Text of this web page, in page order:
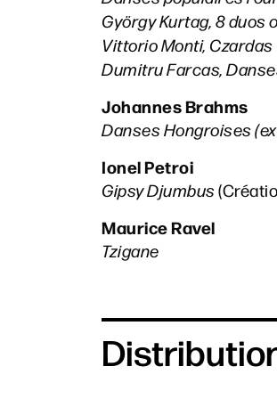
György Kurtag, 8 duos
Vittorio Monti, Czardas
Dumitru Farcas,
Johannes Brahms
Danses Hongroises
Ionel Petroi
Gipsy Djumbus
Maurice Ravel
Tzigane